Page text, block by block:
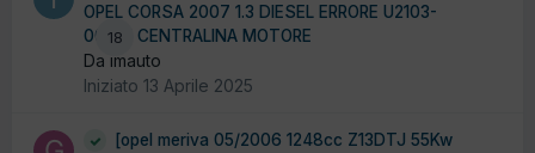
18
OPEL CORSA 2007 1.3 DIESEL ERRORE U2103-
00 SU CENTRALINA MOTORE
Da imauto
Iniziato 13 Aprile 2025
[opel meriva 05/2006 1248cc Z13DTJ 55Kw